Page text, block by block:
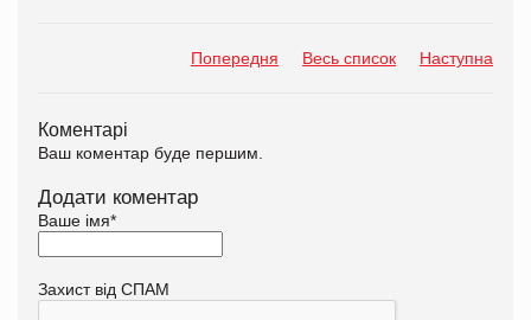
Попередня Весь список Наступна
Коментарі
Ваш коментар буде першим.
Додати коментар
Ваше імя*
Захист від СПАМ